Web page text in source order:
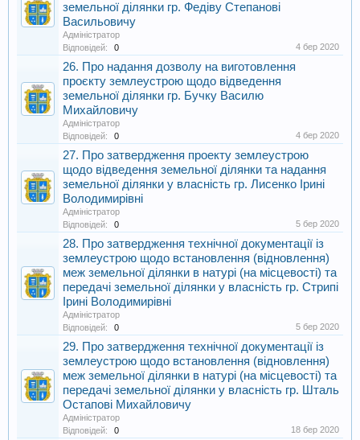
земельної ділянки гр. Федіву Степанові
Васильовичу
Адміністратор
Відповідей:
0 4 бер 2020
26. Про надання дозволу на виготовлення
проєкту землеустрою щодо відведення
земельної ділянки гр. Бучку Василю
Михайловичу
Адміністратор
Відповідей:
0 4 бер 2020
27. Про затвердження проекту землеустрою
щодо відведення земельної ділянки та надання
земельної ділянки у власність гр. Лисенко Ірині
Володимирівні
Адміністратор
Відповідей:
0 5 бер 2020
28. Про затвердження технічної документації із
землеустрою щодо встановлення (відновлення)
меж земельної ділянки в натурі (на місцевості) та
передачі земельної ділянки у власність гр. Стрипі
Ірині Володимирівні
Адміністратор
Відповідей:
0 5 бер 2020
29. Про затвердження технічної документації із
землеустрою щодо встановлення (відновлення)
меж земельної ділянки в натурі (на місцевості) та
передачі земельної ділянки у власність гр. Шталь
Остапові Михайловичу
Адміністратор
Відповідей:
0 18 бер 2020